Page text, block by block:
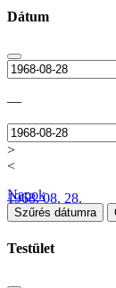
Dátum
—
>
<
1968. 08. 28.
Napok
Szűrés dátumra
Testület